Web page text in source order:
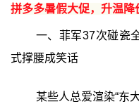
拼多多暑假大促，升温
一、菲军37次碰瓷
式撑腰成笑话
某些人总爱渲染“东